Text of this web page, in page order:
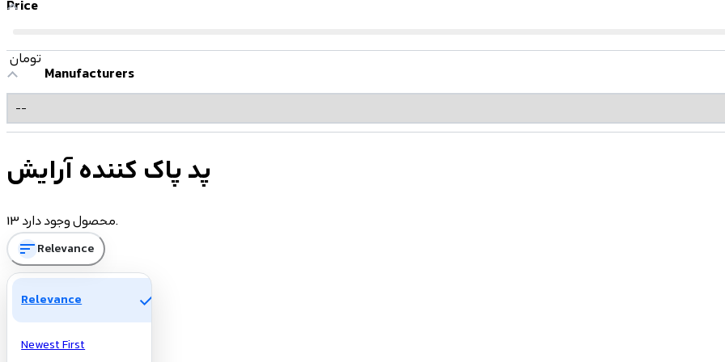
Price
تومان
Manufacturers
پد پاک کننده آرایش
13 محصول وجود دارد.
sortRelevance
Relevance check
Newest First